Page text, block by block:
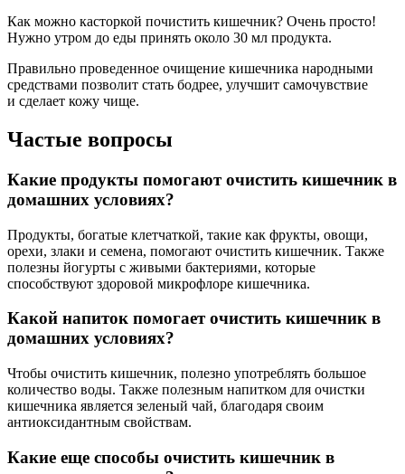
Как можно касторкой почистить кишечник? Очень просто!
Нужно утром до еды принять около 30 мл продукта.
Правильно проведенное очищение кишечника народными
средствами позволит стать бодрее, улучшит самочувствие
и сделает кожу чище.
Частые вопросы
Какие продукты помогают очистить кишечник в
домашних условиях?
Продукты, богатые клетчаткой, такие как фрукты, овощи,
орехи, злаки и семена, помогают очистить кишечник. Также
полезны йогурты с живыми бактериями, которые
способствуют здоровой микрофлоре кишечника.
Какой напиток помогает очистить кишечник в
домашних условиях?
Чтобы очистить кишечник, полезно употреблять большое
количество воды. Также полезным напитком для очистки
кишечника является зеленый чай, благодаря своим
антиоксидантным свойствам.
Какие еще способы очистить кишечник в